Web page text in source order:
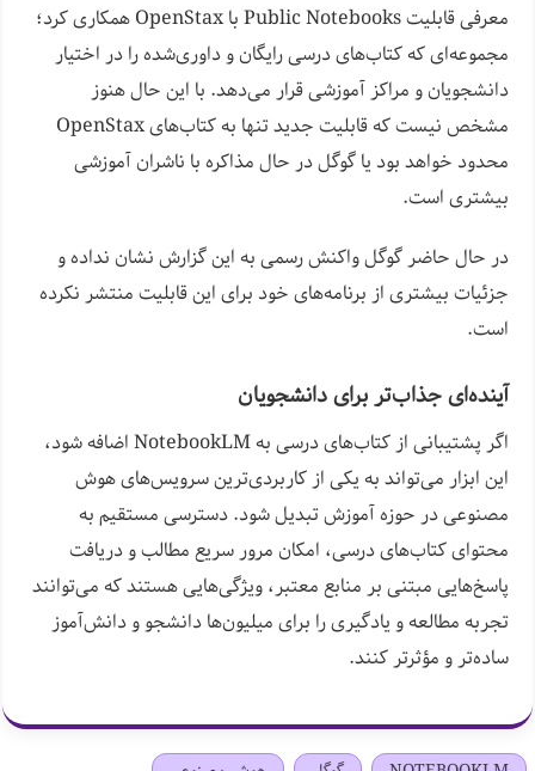
معرفی قابلیت Public Notebooks با OpenStax همکاری کرد؛
مجموعه‌ای که کتاب‌های درسی رایگان و داوری‌شده را در اختیار
دانشجویان و مراکز آموزشی قرار می‌دهد. با این حال هنوز
مشخص نیست که قابلیت جدید تنها به کتاب‌های OpenStax
محدود خواهد بود یا گوگل در حال مذاکره با ناشران آموزشی
بیشتری است.
در حال حاضر گوگل واکنش رسمی به این گزارش نشان نداده و
جزئیات بیشتری از برنامه‌های خود برای این قابلیت منتشر نکرده
است.
آینده‌ای جذاب‌تر برای دانشجویان
اگر پشتیبانی از کتاب‌های درسی به NotebookLM اضافه شود،
این ابزار می‌تواند به یکی از کاربردی‌ترین سرویس‌های هوش
مصنوعی در حوزه آموزش تبدیل شود. دسترسی مستقیم به
محتوای کتاب‌های درسی، امکان مرور سریع مطالب و دریافت
پاسخ‌هایی مبتنی بر منابع معتبر، ویژگی‌هایی هستند که می‌توانند
تجربه مطالعه و یادگیری را برای میلیون‌ها دانشجو و دانش‌آموز
ساده‌تر و مؤثرتر کنند.